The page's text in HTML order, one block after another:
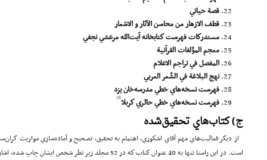
قصةحياتي
قطف الازهار من محاسن الآثار و الاشعار
مستدركات فهرست كتابخانه آيت‌الله مرعشي نجفي
معجم المؤلفاتالقرآنية
المفصل في تراجم الاعلام
نهجالبلاغةفي الشّعر العربي
فهرست نسخه‌هاي خطي مدرسه‌خان يزد
فهرست نسخه‌هاي خطي حائري كربلا[8]
ج) كتاب‌‌هاي تحقيق‌شده
از ديگر فعاليت‌هاي مهم آقاي اشكوري، اهتمام به تحقيق، تصحيح و آماده‌سازي مواريث
است. در اين راستا تنها به 40 عنوان كتاب كه در 52 مجلد زير نظر شخص ايشان چاپ شده، اشاره مي‌شود.